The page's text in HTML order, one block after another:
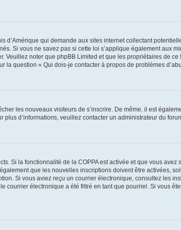
d’Amérique qui demande aux sites internet collectant
Si vous ne savez pas si cette loi s’applique également aux
noter que phpBB Limited et que les propriétaires de
question « Qui dois-je contacter à propos de problèmes
les nouveaux visiteurs de s’inscrire. De même, il est
d’informations, veuillez contacter un administrateur du
Si la fonctionnalité de la COPPA est activée et que vous avez
que les nouvelles inscriptions doivent être activées,
Si vous aviez reçu un courrier électronique, consultez les
électronique a été filtré en tant que pourriel. Si vous